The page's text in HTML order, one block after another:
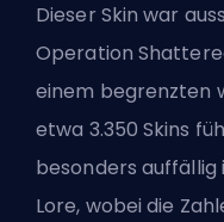
Dieser Skin war
Operation
einem begrenzten
etwa 3.350 Skins
besonders auffällig
Lore, wobei die